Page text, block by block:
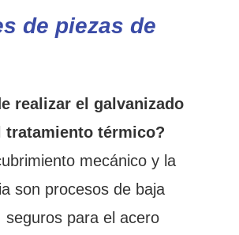
de piezas de
realizar el galvanizado
tratamiento térmico?
mecánico y la
son procesos de baja
seguros para el acero